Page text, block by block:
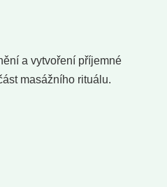
a vytvoření příjemné
masážního rituálu.